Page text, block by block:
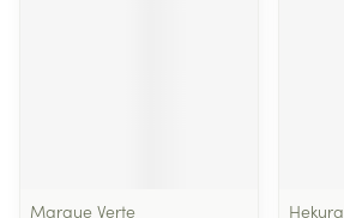
Marque Verte
Hekura